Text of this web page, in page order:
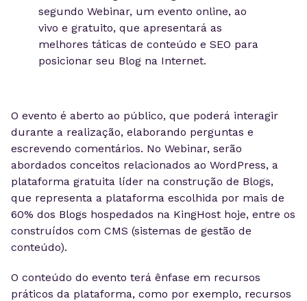
segundo Webinar, um evento online, ao
vivo e gratuito, que apresentará as
melhores táticas de conteúdo e SEO para
posicionar seu Blog na Internet.
O evento é aberto ao público, que poderá interagir
durante a realização, elaborando perguntas e
escrevendo comentários. No Webinar, serão
abordados conceitos relacionados ao WordPress, a
plataforma gratuita líder na construção de Blogs,
que representa a plataforma escolhida por mais de
60% dos Blogs hospedados na KingHost hoje, entre os
construídos com CMS (sistemas de gestão de
conteúdo).
O conteúdo do evento terá ênfase em recursos
práticos da plataforma, como por exemplo, recursos